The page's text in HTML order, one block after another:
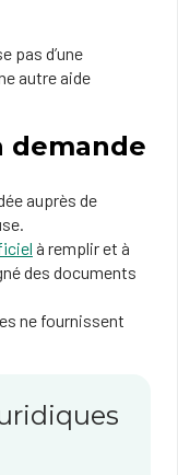
pas d’une
autre aide
demande
auprès de
à remplir et à
des documents
ne fournissent